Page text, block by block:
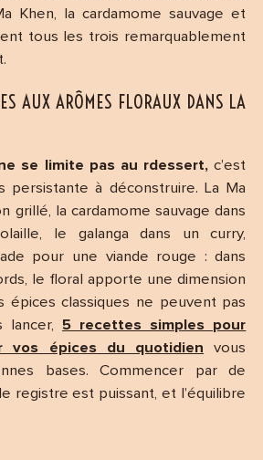
Khen, la cardamome sauvage et
tous les trois remarquablement
AUX ARÔMES FLORAUX DANS LA
se limite pas au rdessert, c’est
persistante à déconstruire. La Ma
grillé, la cardamome sauvage dans
le galanga dans un curry,
pour une viande rouge : dans
le floral apporte une dimension
épices classiques ne peuvent pas
lancer,5 recettes simples pour
vos épices du quotidien vous
bases. Commencer par de
registre est puissant, et l’équilibre